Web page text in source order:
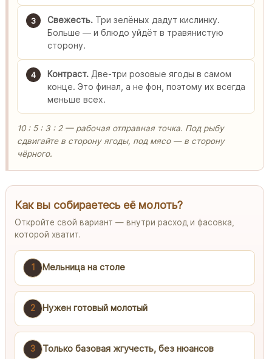
3 Свежесть. Три зелёных дадут кислинку.
Больше — и блюдо уйдёт в травянистую
сторону.
4 Контраст. Две-три розовые ягоды в самом
конце. Это финал, а не фон, поэтому их всегда
меньше всех.
10 : 5 : 3 : 2 — рабочая отправная точка. Под рыбу
сдвигайте в сторону ягоды, под мясо — в сторону
чёрного.
Как вы собираетесь её молоть?
Откройте свой вариант — внутри расход и фасовка,
которой хватит.
1 Мельница на столе
2 Нужен готовый молотый
3 Только базовая жгучесть, без нюансов